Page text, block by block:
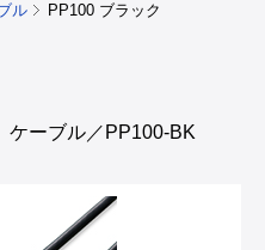
ル PP100 ブラック
ケーブル／PP100-BK